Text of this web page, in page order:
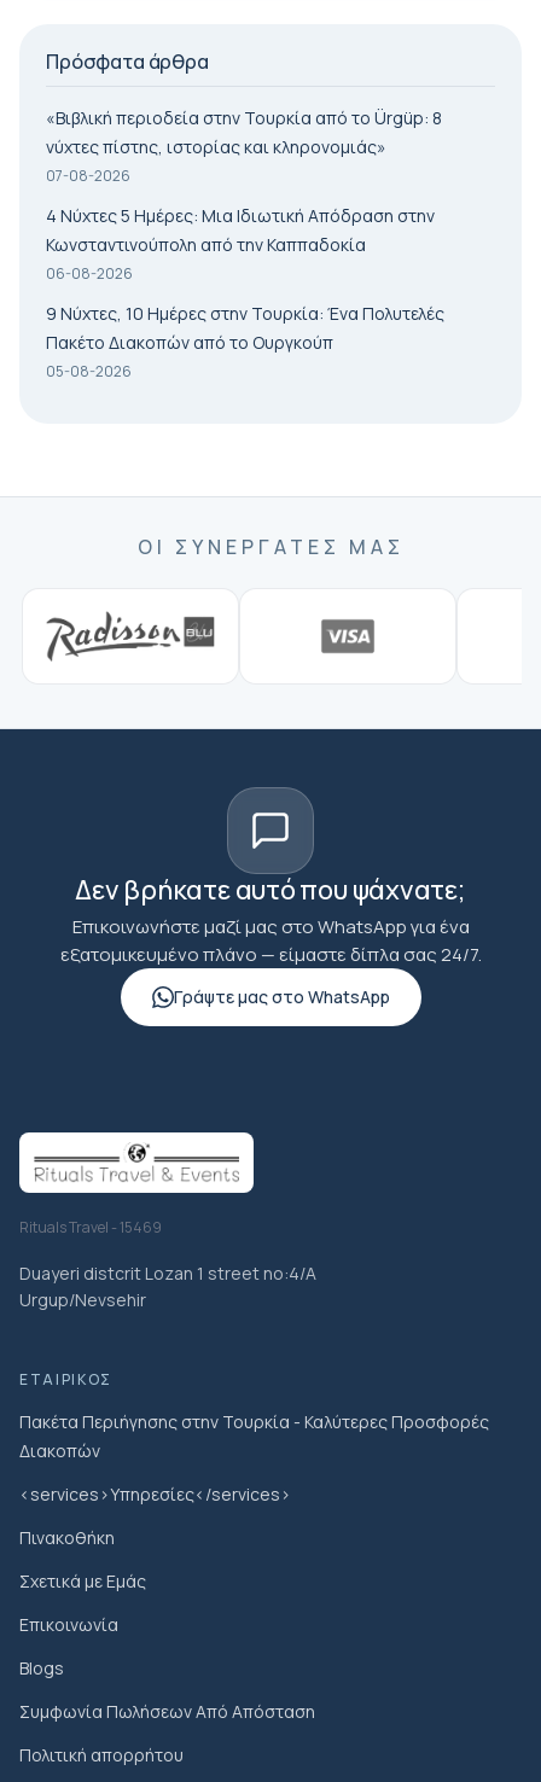
Πρόσφατα άρθρα
«Βιβλική περιοδεία στην Τουρκία από το Ürgüp: 8
νύχτες πίστης, ιστορίας και κληρονομιάς»
07-08-2026
4 Νύχτες 5 Ημέρες: Μια Ιδιωτική Απόδραση στην
Κωνσταντινούπολη από την Καππαδοκία
06-08-2026
9 Νύχτες, 10 Ημέρες στην Τουρκία: Ένα Πολυτελές
Πακέτο Διακοπών από το Ουργκούπ
05-08-2026
ΟΙ ΣΥΝΕΡΓΆΤΕΣ ΜΑΣ
Δεν βρήκατε αυτό που ψάχνατε;
Επικοινωνήστε μαζί μας στο WhatsApp για ένα
εξατομικευμένο πλάνο — είμαστε δίπλα σας 24/7.
Γράψτε μας στο WhatsApp
Rituals Travel - 15469
Duayeri distcrit Lozan 1 street no:4/A
Urgup/Nevsehir
ΕΤΑΙΡΙΚΌΣ
Πακέτα Περιήγησης στην Τουρκία - Καλύτερες Προσφορές
Διακοπών
<services>Υπηρεσίες</services>
Πινακοθήκη
Σχετικά με Εμάς
Επικοινωνία
Blogs
Συμφωνία Πωλήσεων Από Απόσταση
Πολιτική απορρήτου